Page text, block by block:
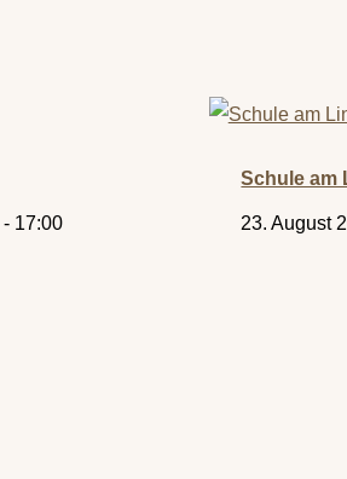
- 17:00
Schule am
23. August